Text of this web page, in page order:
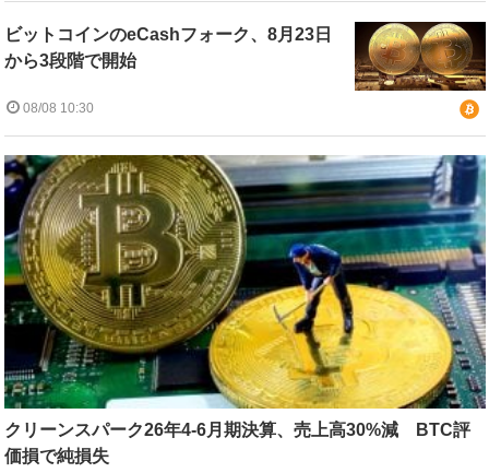
ビットコインのeCashフォーク、8月23日
から3段階で開始
08/08 10:30
クリーンスパーク26年4-6月期決算、売上高30%減 BTC評
価損で純損失